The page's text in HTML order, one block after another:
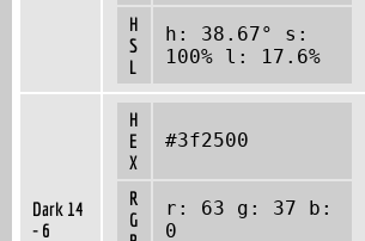
H
S
L
h: 38.67° s:
100% l: 17.6%
Dark 14
- 6
H
E
X
#3f2500
R
G
r: 63 g: 37 b:
0